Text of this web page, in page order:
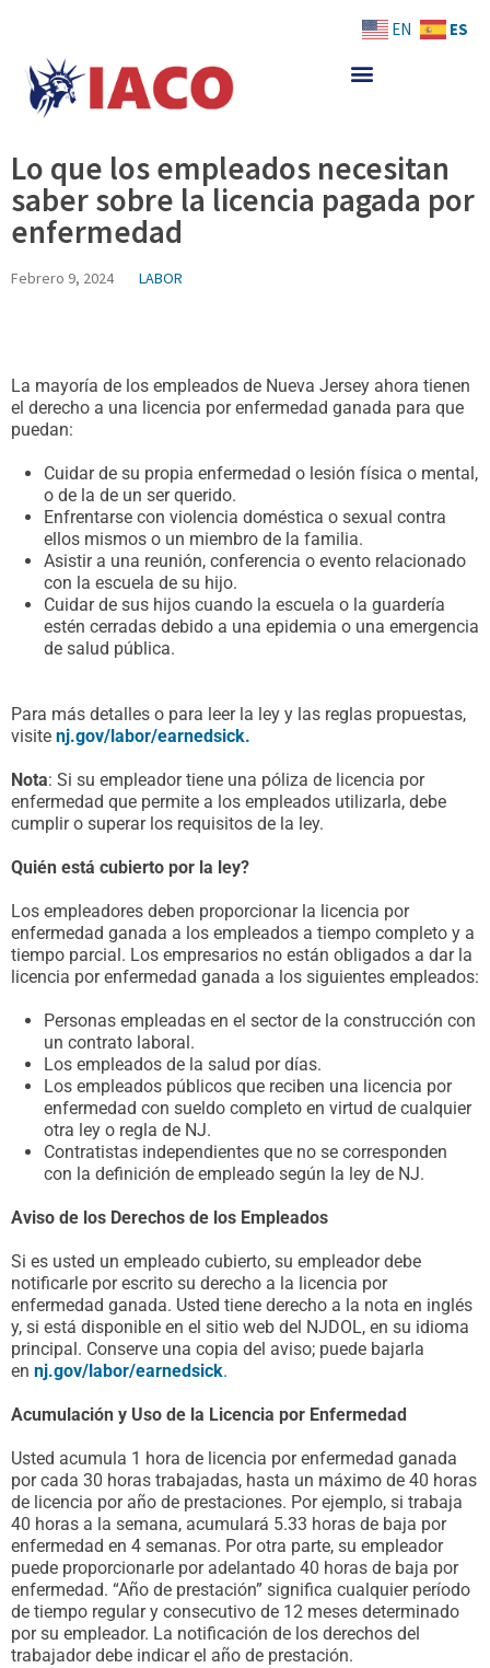
content
Lo que los empleados necesitan
saber sobre la licencia pagada por
enfermedad
Febrero 9, 2024 LABOR
La mayoría de los empleados de Nueva Jersey ahora tienen
el derecho a una licencia por enfermedad ganada para que
puedan:
Cuidar de su propia enfermedad o lesión física o mental,
o de la de un ser querido.
Enfrentarse con violencia doméstica o sexual contra
ellos mismos o un miembro de la familia.
Asistir a una reunión, conferencia o evento relacionado
con la escuela de su hijo.
Cuidar de sus hijos cuando la escuela o la guardería
estén cerradas debido a una epidemia o una emergencia
de salud pública.
Para más detalles o para leer la ley y las reglas propuestas,
visite nj.gov/labor/earnedsick.
Nota: Si su empleador tiene una póliza de licencia por
enfermedad que permite a los empleados utilizarla, debe
cumplir o superar los requisitos de la ley.
Quién está cubierto por la ley?
Los empleadores deben proporcionar la licencia por
enfermedad ganada a los empleados a tiempo completo y a
tiempo parcial. Los empresarios no están obligados a dar la
licencia por enfermedad ganada a los siguientes empleados:
Personas empleadas en el sector de la construcción con
un contrato laboral.
Los empleados de la salud por días.
Los empleados públicos que reciben una licencia por
enfermedad con sueldo completo en virtud de cualquier
otra ley o regla de NJ.
Contratistas independientes que no se corresponden
con la definición de empleado según la ley de NJ.
Aviso de los Derechos de los Empleados
Si es usted un empleado cubierto, su empleador debe
notificarle por escrito su derecho a la licencia por
enfermedad ganada. Usted tiene derecho a la nota en inglés
y, si está disponible en el sitio web del NJDOL, en su idioma
principal. Conserve una copia del aviso; puede bajarla
en nj.gov/labor/earnedsick.
Acumulación y Uso de la Licencia por Enfermedad
Usted acumula 1 hora de licencia por enfermedad ganada
por cada 30 horas trabajadas, hasta un máximo de 40 horas
de licencia por año de prestaciones. Por ejemplo, si trabaja
40 horas a la semana, acumulará 5.33 horas de baja por
enfermedad en 4 semanas. Por otra parte, su empleador
puede proporcionarle por adelantado 40 horas de baja por
enfermedad. “Año de prestación” significa cualquier período
de tiempo regular y consecutivo de 12 meses determinado
por su empleador. La notificación de los derechos del
trabajador debe indicar el año de prestación.
EN ES